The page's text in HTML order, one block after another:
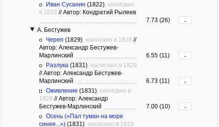
Иван Сусанин (1822) , написано
в 1822 //Автор: Кондратий Рылеев
7.73 (26)
-
А. Бестужев
Череп (1829) , написано в 1928 //
Автор: Александр Бестужев-
Марлинский
6.55 (11)
-
Разлука (1831) , написано в 1829
//Автор: Александр Бестужев-
Марлинский
6.73 (11)
-
Оживление (1831) , написано в
1829 //Автор: Александр
Бестужев-Марлинский
7.00 (10)
-
Осень («Пал туман на море
синее...») (1831) , написано в 1829